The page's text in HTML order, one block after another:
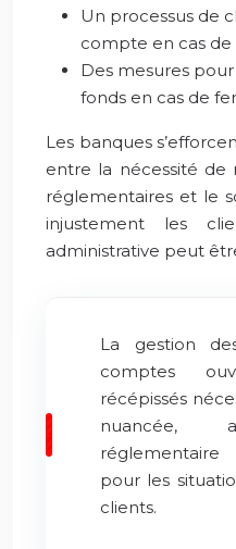
Un processus de
compte en cas
Des mesures
fonds en cas de
Les banques
entre la nécessité de
réglementaires et le
injustement les
administrative peut
La gestion
comptes
récépissés
nuancée,
pour les
clients.